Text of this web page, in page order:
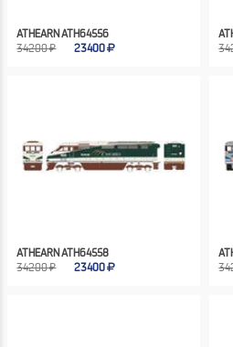
ATHEARN ATH64556
34200 ₽
23400
ATHEARN ATH64558
34200 ₽
23400